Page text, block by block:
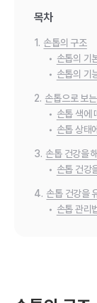
목차
1. 손톱의 구조
• 손톱의 기
• 손톱의 기
2. 손톱으로 보
• 손톱 색에
• 손톱 상태
3. 손톱 건강을
• 손톱 건강
4. 손톱 건강을
• 손톱 관리